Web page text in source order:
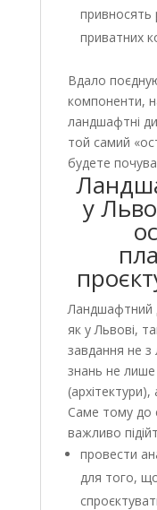
привносять
приватних
Вдало
компоненти,
ландшафтні
той самий
будете
у
Ландшафтний
як у Львові,
завдання не з
знань не лише
Саме тому до
важливо
провести
для того,